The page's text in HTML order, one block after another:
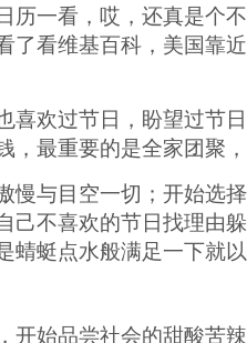
历一看，哎，还真是个
了看维基百科，美国靠
喜欢过节日，盼望过节
，最重要的是全家团聚
慢与目空一切；开始选
己不喜欢的节日找理由
蜻蜓点水般满足一下就
开始品尝社会的甜酸苦